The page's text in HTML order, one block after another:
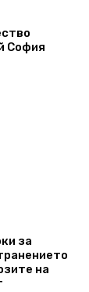
София
за
на